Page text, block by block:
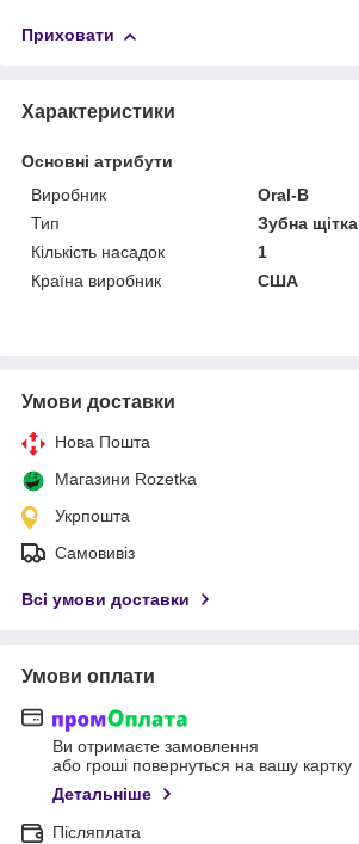
Приховати
Характеристики
Основні атрибути
Виробник
Oral-B
Тип
Зубна щітка
Кількість насадок
1
Країна виробник
США
Умови доставки
Нова Пошта
Магазини Rozetka
Укрпошта
Самовивіз
Всі умови доставки
Умови оплати
Ви отримаєте замовлення
або гроші повернуться на вашу картку
Детальніше
Післяплата